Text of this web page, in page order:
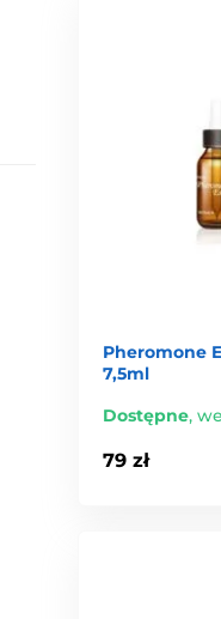
Pheromone
7,5ml
Dostępne,
79 zł